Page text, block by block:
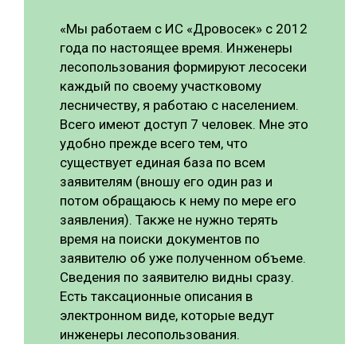
«Мы работаем с ИС «Дровосек» с 2012
года по настоящее время. Инженеры
лесопользования формируют лесосеки
каждый по своему участковому
лесничеству, я работаю с населением.
Всего имеют доступ 7 человек. Мне это
удобно прежде всего тем, что
существует единая база по всем
заявителям (вношу его один раз и
потом обращаюсь к нему по мере его
заявления). Также не нужно терять
время на поиски документов по
заявителю об уже полученном объеме.
Сведения по заявителю видны сразу.
Есть таксационные описания в
электронном виде, которые ведут
инженеры лесопользования.